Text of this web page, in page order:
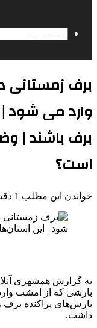
برف زمستانی
وارد می شود |
برف باشند |
است؟
خواندن این مطلب 1 دقیقه زمان میبرد
به گزارش همشهری
بارشی که از امشب
بارش‌های پراکنده برف
داشت.